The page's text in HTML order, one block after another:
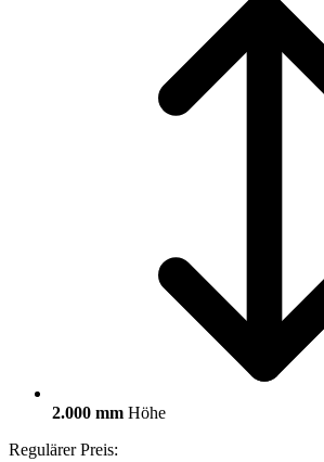
2.000 mm Höhe
Regulärer Preis: